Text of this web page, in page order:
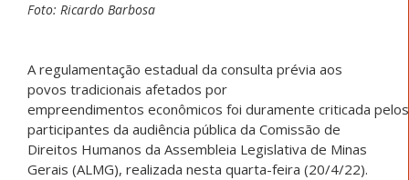
Foto: Ricardo Barbosa
A regulamentação estadual da consulta prévia aos
povos tradicionais afetados por
empreendimentos econômicos foi duramente criticada pelos
participantes da audiência pública da Comissão de
Direitos Humanos da Assembleia Legislativa de Minas
Gerais (ALMG), realizada nesta quarta-feira (20/4/22).